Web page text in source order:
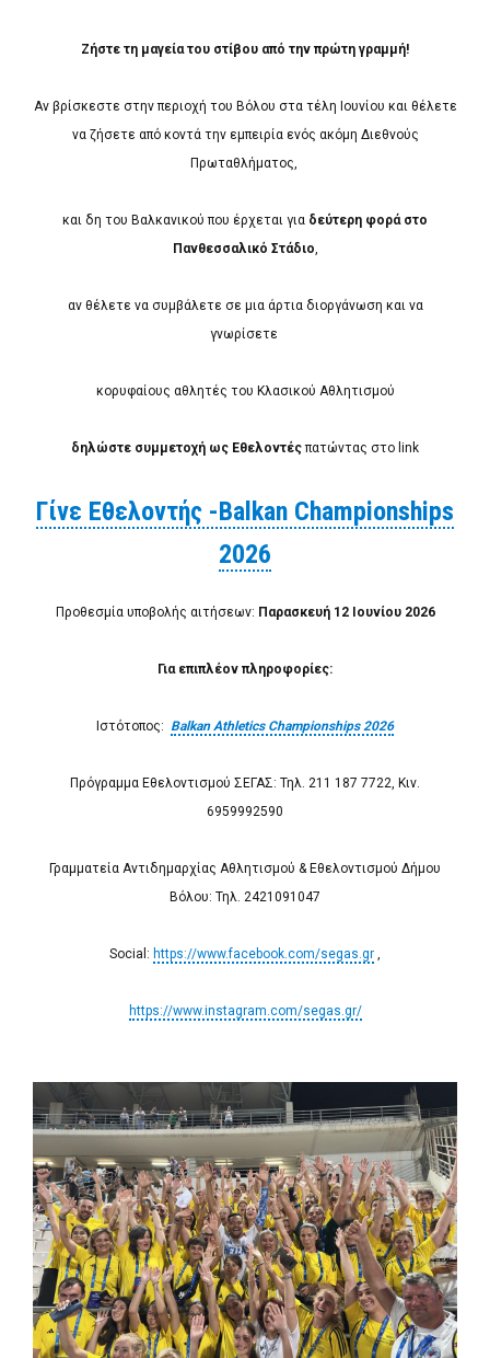
Ζήστε τη μαγεία του στίβου από την πρώτη γραμμή!
Αν βρίσκεστε στην περιοχή του Βόλου στα τέλη Ιουνίου και θέλετε
να ζήσετε από κοντά την εμπειρία ενός ακόμη Διεθνούς
Πρωταθλήματος,
και δη του Βαλκανικού που έρχεται για δεύτερη φορά στο
Πανθεσσαλικό Στάδιο
αν θέλετε να συμβάλετε σε μια άρτια διοργάνωση και να
γνωρίσετε
κορυφαίους αθλητές του Κλασικού Αθλητισμού
δηλώστε συμμετοχή ως Εθελοντέςπατώντας στο link
Γίνε Εθελοντής -Balkan Championships
2026
Προθεσμία υποβολής αιτήσεων: Παρασκευή 12 Ιουνίου 2026
Για επιπλέον πληροφορίες:
Ιστότοπος: Βalkan Αthletics Championships 2026
Πρόγραμμα Εθελοντισμού ΣΕΓΑΣ: Τηλ. 211 187 7722, Κιν.
6959992590
Γραμματεία Αντιδημαρχίας Αθλητισμού & Εθελοντισμού Δήμου
Βόλου: Τηλ. 2421091047
Social: https://www.facebook.com/segas.gr
https://www.instagram.com/segas.gr/